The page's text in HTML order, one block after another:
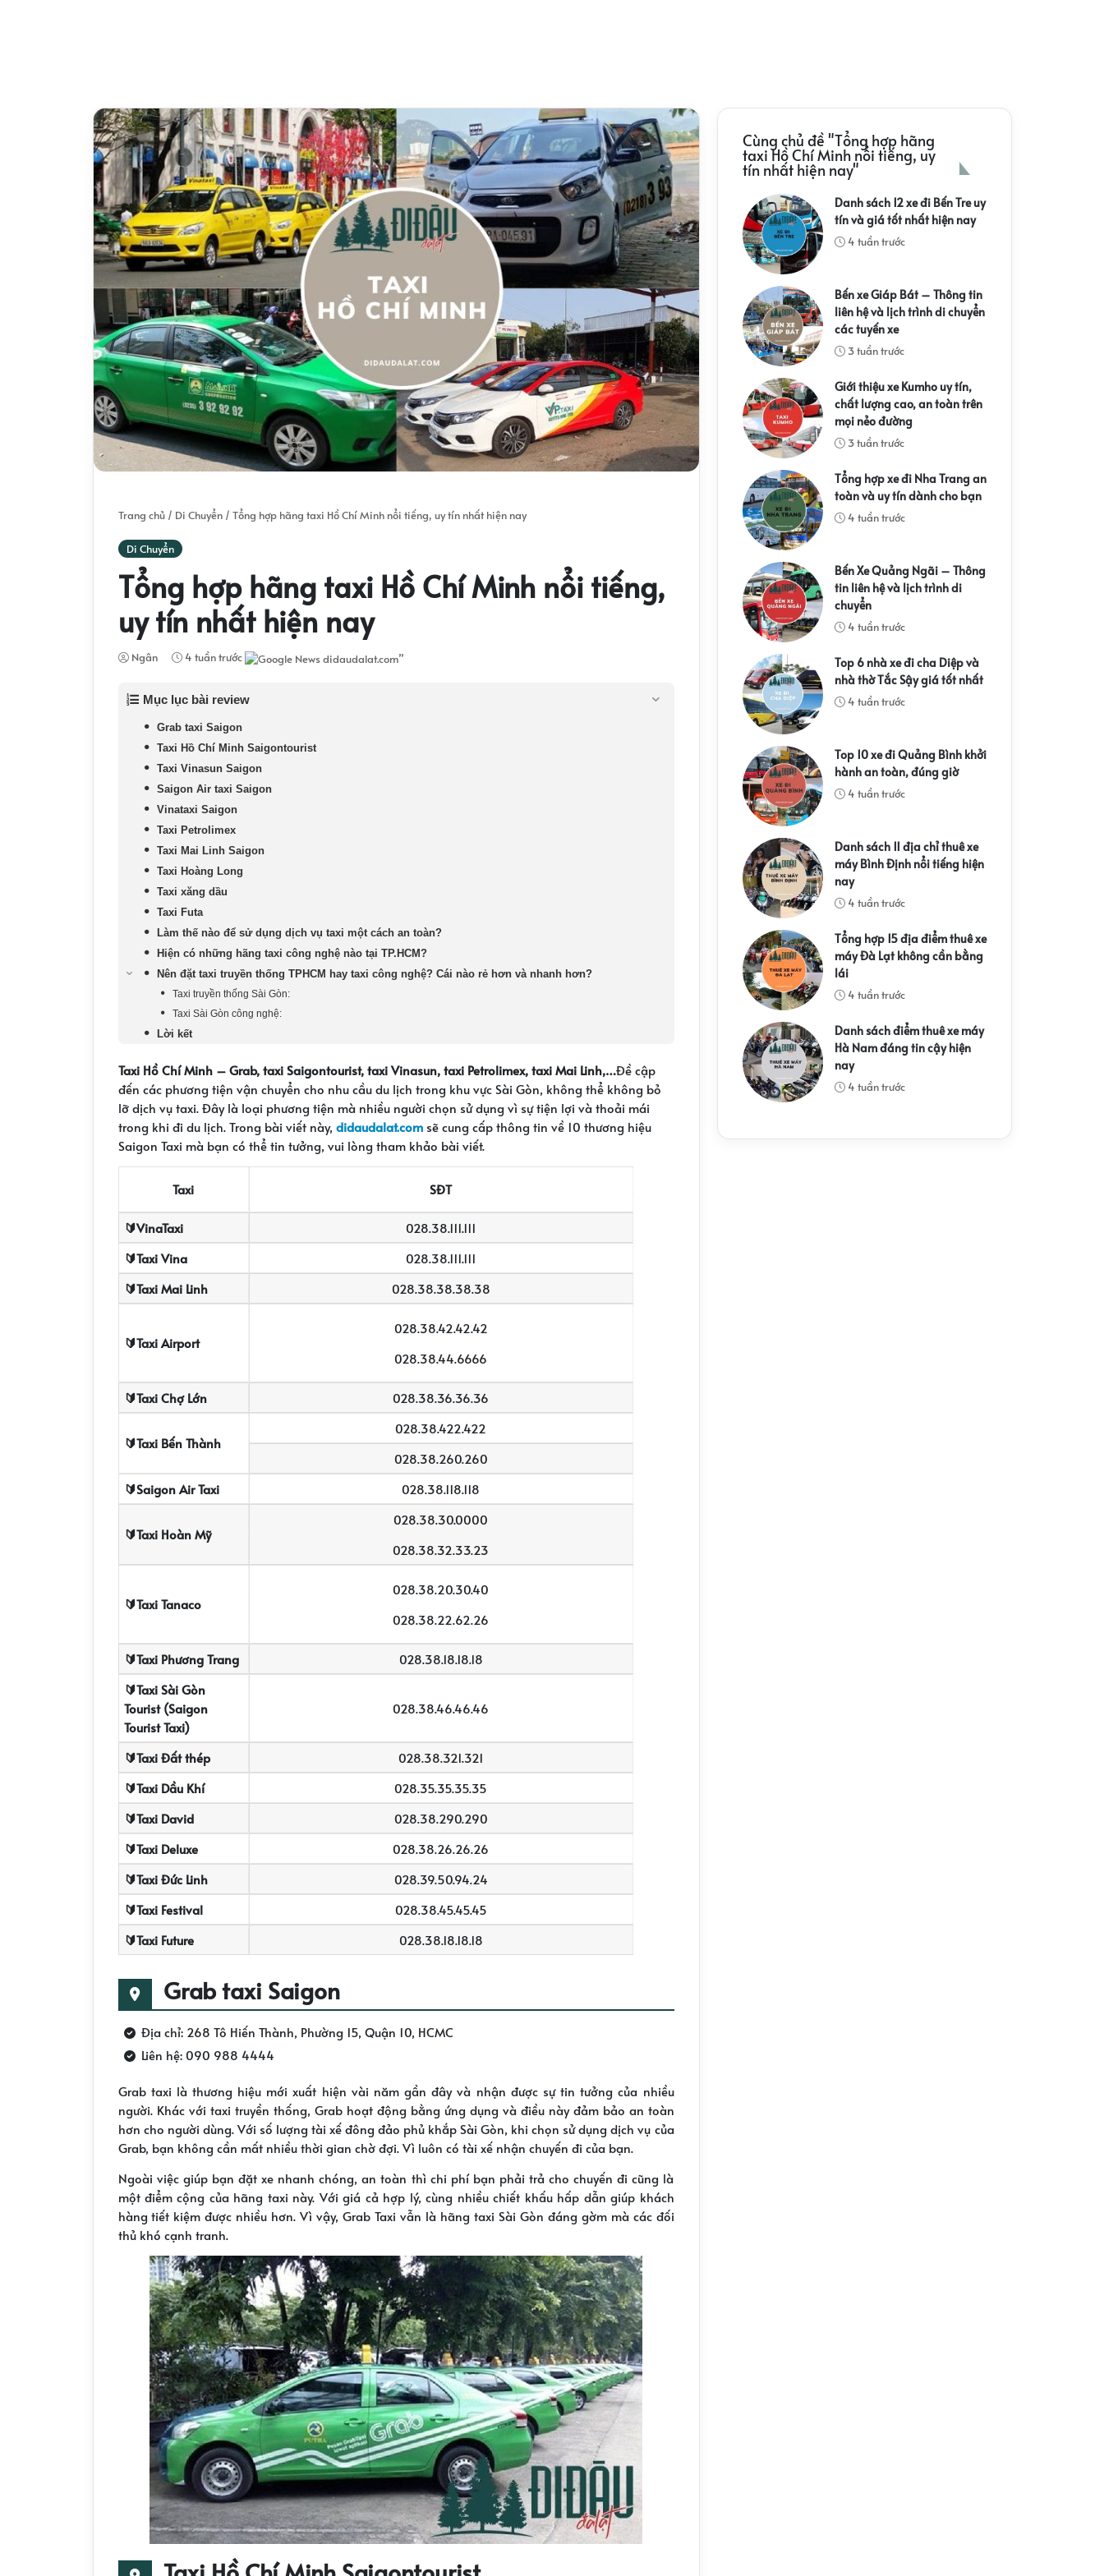
Trang chủ/ Di Chuyển/ Tổng hợp hãng taxi Hồ Chí Minh nổi tiếng, uy tín nhất hiện nay
Di Chuyển
Tổng hợp hãng taxi Hồ Chí Minh nổi tiếng,
uy tín nhất hiện nay
Ngân 4 tuần trước
Mục lục bài review
Grab taxi Saigon
Taxi Hồ Chí Minh Saigontourist
Taxi Vinasun Saigon
Saigon Air taxi Saigon
Vinataxi Saigon
Taxi Petrolimex
Taxi Mai Linh Saigon
Taxi Hoàng Long
Taxi xăng dầu
Taxi Futa
Làm thế nào để sử dụng dịch vụ taxi một cách an toàn?
Hiện có những hãng taxi công nghệ nào tại TP.HCM?
Nên đặt taxi truyền thống TPHCM hay taxi công nghệ? Cái nào rẻ hơn và nhanh hơn?
Taxi truyền thống Sài Gòn:
Taxi Sài Gòn công nghệ:
Lời kết
Taxi Hồ Chí Minh – Grab, taxi Saigontourist, taxi Vinasun, taxi Petrolimex, taxi Mai Linh,…Đề cập
đến các phương tiện vận chuyển cho nhu cầu du lịch trong khu vực Sài Gòn, không thể không bỏ
lỡ dịch vụ taxi. Đây là loại phương tiện mà nhiều người chọn sử dụng vì sự tiện lợi và thoải mái
trong khi đi du lịch. Trong bài viết này, didaudalat.com sẽ cung cấp thông tin về 10 thương hiệu
Saigon Taxi mà bạn có thể tin tưởng, vui lòng tham khảo bài viết.
Taxi SĐT
🔰VinaTaxi
028.38.111.111
🔰Taxi Vina
028.38.111.111
🔰Taxi Mai Linh
028.38.38.38.38
🔰Taxi Airport
028.38.42.42.42
028.38.44.6666
🔰Taxi Chợ Lớn 028.38.36.36.36
🔰Taxi Bến Thành
028.38.422.422
028.38.260.260
🔰Saigon Air Taxi
028.38.118.118
🔰Taxi Hoàn Mỹ
028.38.30.0000
028.38.32.33.23
🔰Taxi Tanaco
028.38.20.30.40
028.38.22.62.26
🔰Taxi Phương Trang
028.38.18.18.18
🔰Taxi Sài Gòn
Tourist (Saigon
Tourist Taxi)
028.38.46.46.46
🔰Taxi Đất thép
028.38.321.321
🔰Taxi Dầu Khí
028.35.35.35.35
🔰Taxi David
028.38.290.290
🔰Taxi Deluxe
028.38.26.26.26
🔰Taxi Đức Linh
028.39.50.94.24
🔰Taxi Festival
028.38.45.45.45
🔰Taxi Future
028.38.18.18.18
Grab taxi Saigon
Địa chỉ: 268 Tô Hiến Thành, Phường 15, Quận 10, HCMC
Liên hệ: 090 988 4444
Grab taxi là thương hiệu mới xuất hiện vài năm gần đây và nhận được sự tin tưởng của nhiều
người. Khác với taxi truyền thống, Grab hoạt động bằng ứng dụng và điều này đảm bảo an toàn
hơn cho người dùng.Với số lượng tài xế đông đảo phủ khắp Sài Gòn, khi chọn sử dụng dịch vụ của
Grab, bạn không cần mất nhiều thời gian chờ đợi.Vì luôn có tài xế nhận chuyến đi của bạn.
Ngoài việc giúp bạn đặt xe nhanh chóng, an toàn thì chi phí bạn phải trả cho chuyến đi cũng là
một điểm cộng của hãng taxi này. Với giá cả hợp lý, cùng nhiều chiết khấu hấp dẫn giúp khách
hàng tiết kiệm được nhiều hơn.Vì vậy, Grab Taxi vẫn là hãng taxi Sài Gòn đáng gờm mà các đối
thủ khó cạnh tranh.
Cùng chủ đề "Tổng hợp hãng
taxi Hồ Chí Minh nổi tiếng, uy
tín nhất hiện nay"
Danh sách 12 xe đi Bến Tre uy
tín và giá tốt nhất hiện nay
4 tuần trước
Bến xe Giáp Bát – Thông tin
liên hệ và lịch trình di chuyển
các tuyến xe
3 tuần trước
Giới thiệu xe Kumho uy tín,
chất lượng cao, an toàn trên
mọi nẻo đường
3 tuần trước
Tổng hợp xe đi Nha Trang an
toàn và uy tín dành cho bạn
4 tuần trước
Bến Xe Quảng Ngãi – Thông
tin liên hệ và lịch trình di
chuyển
4 tuần trước
Top 6 nhà xe đi cha Diệp và
nhà thờ Tắc Sậy giá tốt nhất
4 tuần trước
Top 10 xe đi Quảng Bình khởi
hành an toàn, đúng giờ
4 tuần trước
Danh sách 11 địa chỉ thuê xe
máy Bình Định nổi tiếng hiện
nay
4 tuần trước
Tổng hợp 15 địa điểm thuê xe
máy Đà Lạt không cần bằng
lái
4 tuần trước
Danh sách điểm thuê xe máy
Hà Nam đáng tin cậy hiện
nay
4 tuần trước